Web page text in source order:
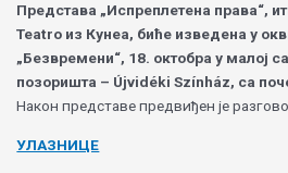
Представа „Испреплетена права“,
Teatro из Кунеа, биће изведена у
„Безвремени“, 18. октобра у малој
позоришта – Újvidéki Színház, са
Након представе предвиђен је
УЛАЗНИЦЕ